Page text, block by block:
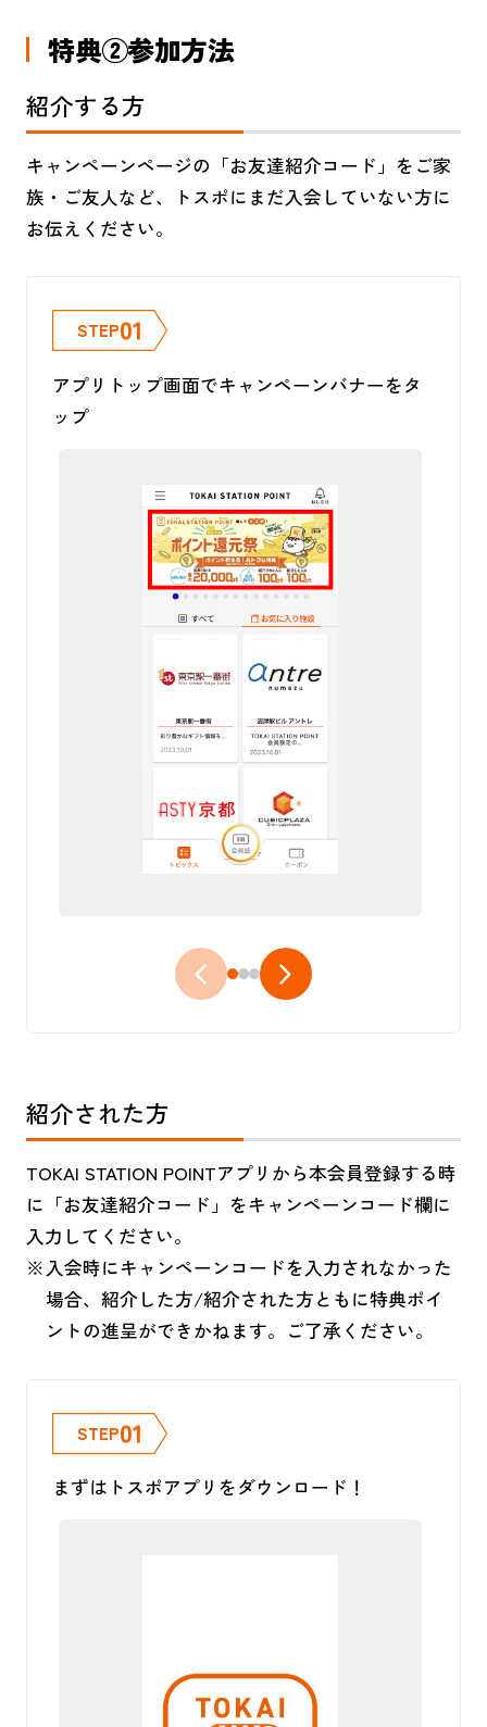
特典②参加方法
紹介する方
キャンペーンページの「お友達紹介コード」をご家
族・ご友人など、トスポにまだ入会していない方に
お伝えください。
STEP01
アプリトップ画面でキャンペーンバナーをタ
ップ
紹介された方
TOKAI STATION POINTアプリから本会員登録する時
に「お友達紹介コード」をキャンペーンコード欄に
入力してください。
入会時にキャンペーンコードを入力されなかった
場合、紹介した方/紹介された方ともに特典ポイ
ントの進呈ができかねます。ご了承ください。
STEP01
まずはトスポアプリをダウンロード！